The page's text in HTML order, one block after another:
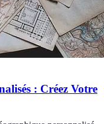
: Créez Votre